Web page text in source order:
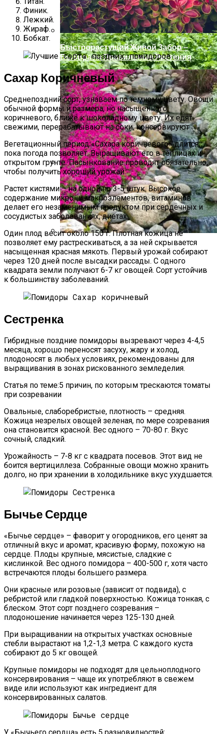
Если Ботва Картошки Сохнет
Быстрорастущий Живой Забор —
Выбираем Правильные Растения
Альпийская Горка – Как Сделать
Своими Руками Быстро И Просто
Финик.
Лежкий.
Жираф.
Бобкат.
Сахар Коричневый
Среднепоздний сорт, узнаваем по темному цвету. Овощи
обычной формы и размера, но насыщенного
коричневого, ближе к шоколадному цвету. Их едят
свежими, перерабатывают на соки, консервируют.
Вегетационный период «Сахара коричневого» длится,
пока погода позволяет. Выращивают его в теплицах и
открытом грунте. Пасынкование проводят обязательно,
чтобы получить хороший урожай.
Растет кистями – на одной по 3-5 штук. Высокое
содержание микро- и макроэлементов, витаминов
делает его незаменимым продуктом при сердечных и
сосудистых заболеваниях, диетах.
Один плод весит около 150 г. Плотная кожица не
позволяет ему растрескиваться, а за ней скрывается
насыщенная красная мякоть. Первый урожай собирают
через 120 дней после высадки рассады. С одного
квадрата земли получают 6-7 кг овощей. Сорт устойчив
к большинству заболеваний.
Сестренка
Гибридные поздние помидоры вызревают через 4-4,5
месяца, хорошо переносят засуху, жару и холод,
плодоносят в любых условиях, рекомендованы для
выращивания в зонах рискованного земледелия.
Статья по теме:5 причин, по которым трескаются томаты
при созревании
Овальные, слаборебристые, плотность – средняя.
Кожица незрелых овощей зеленая, по мере созревания
она становится красной. Вес одного – 70-80 г. Вкус
сочный, сладкий.
Урожайность – 7-8 кг с квадрата посевов. Этот вид не
боится вертициллеза. Собранные овощи можно хранить
долго, но при хранении в холодильнике вкус ухудшается.
Бычье Сердце
«Бычье сердце» – фаворит у огородников, его ценят за
отличный вкус и аромат, красивую форму, похожую на
сердце. Плоды крупные, мясистые, сладкие с
кислинкой. Вес одного помидора – 400-500 г, хотя часто
встречаются плоды большего размера.
Они красные или розовые (зависит от подвида), с
ребристой или гладкой поверхностью. Кожица тонкая, с
блеском. Этот сорт позднего созревания –
плодоношение начинается через 125-130 дней.
При выращивании на открытых участках основные
стебли вырастают на 1,2-1,3 метра. С каждого куста
собирают до 5 кг овощей.
Крупные помидоры не подходят для цельноплодного
консервирования – чаще их употребляют в свежем
виде или используют как ингредиент для
консервированных салатов.